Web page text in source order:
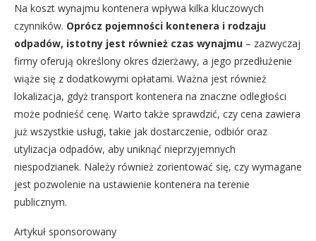
Na koszt wynajmu kontenera wpływa kilka kluczowych
czynników. Oprócz pojemności kontenera i rodzaju
odpadów, istotny jest również czas wynajmu – zazwyczaj
firmy oferują określony okres dzierżawy, a jego przedłużenie
wiąże się z dodatkowymi opłatami. Ważna jest również
lokalizacja, gdyż transport kontenera na znaczne odległości
może podnieść cenę. Warto także sprawdzić, czy cena zawiera
już wszystkie usługi, takie jak dostarczenie, odbiór oraz
utylizacja odpadów, aby uniknąć nieprzyjemnych
niespodzianek. Należy również zorientować się, czy wymagane
jest pozwolenie na ustawienie kontenera na terenie
publicznym.
Artykuł sponsorowany